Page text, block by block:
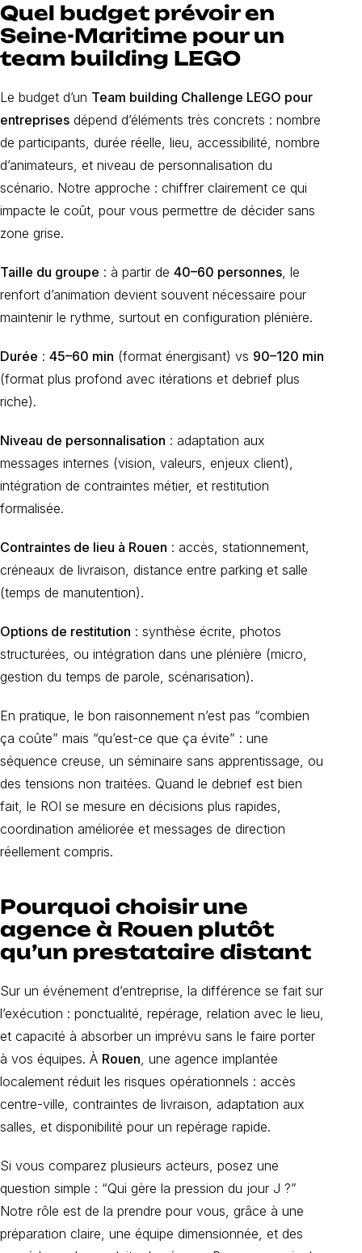
Quel budget prévoir en
Seine-Maritime pour un
team building LEGO
Le budget d’un Team building Challenge LEGO pour
entreprises dépend d’éléments très concrets : nombre
de participants, durée réelle, lieu, accessibilité, nombre
d’animateurs, et niveau de personnalisation du
scénario. Notre approche : chiffrer clairement ce qui
impacte le coût, pour vous permettre de décider sans
zone grise.
Taille du groupe : à partir de 40–60 personnes, le
renfort d’animation devient souvent nécessaire pour
maintenir le rythme, surtout en configuration plénière.
Durée : 45–60 min (format énergisant) vs 90–120 min
(format plus profond avec itérations et debrief plus
riche).
Niveau de personnalisation : adaptation aux
messages internes (vision, valeurs, enjeux client),
intégration de contraintes métier, et restitution
formalisée.
Contraintes de lieu à Rouen : accès, stationnement,
créneaux de livraison, distance entre parking et salle
(temps de manutention).
Options de restitution : synthèse écrite, photos
structurées, ou intégration dans une plénière (micro,
gestion du temps de parole, scénarisation).
En pratique, le bon raisonnement n’est pas “combien
ça coûte” mais “qu’est-ce que ça évite” : une
séquence creuse, un séminaire sans apprentissage, ou
des tensions non traitées. Quand le debrief est bien
fait, le ROI se mesure en décisions plus rapides,
coordination améliorée et messages de direction
réellement compris.
Pourquoi choisir une
agence à Rouen plutôt
qu’un prestataire distant
Sur un événement d’entreprise, la différence se fait sur
l’exécution : ponctualité, repérage, relation avec le lieu,
et capacité à absorber un imprévu sans le faire porter
à vos équipes. À Rouen, une agence implantée
localement réduit les risques opérationnels : accès
centre-ville, contraintes de livraison, adaptation aux
salles, et disponibilité pour un repérage rapide.
Si vous comparez plusieurs acteurs, posez une
question simple : “Qui gère la pression du jour J ?”
Notre rôle est de la prendre pour vous, grâce à une
préparation claire, une équipe dimensionnée, et des